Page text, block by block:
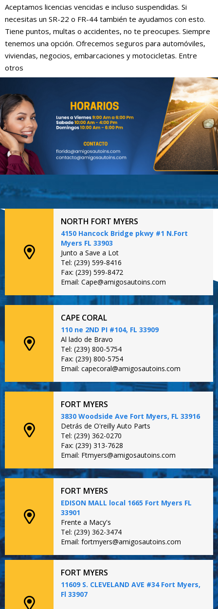
Aceptamos licencias vencidas e incluso suspendidas. Si
necesitas un SR-22 o FR-44 también te ayudamos con esto.
Tiene puntos, multas o accidentes, no te preocupes. Siempre
tenemos una opción. Ofrecemos seguros para automóviles,
viviendas, negocios, embarcaciones y motocicletas. Entre
otros
NORTH FORT MYERS
4150 Hancock Bridge pkwy #1 N.Fort
Myers FL 33903
Junto a Save a Lot
Tel: (239) 599-8416
Fax: (239) 599-8472
Email: Cape@amigosautoins.com
CAPE CORAL
110 ne 2ND PI #104, FL 33909
Al lado de Bravo
Tel: (239) 800-5754
Fax: (239) 800-5754
Email: capecoral@amigosautoins.com
FORT MYERS
3830 Woodside Ave Fort Myers, FL 33916
Detrás de O'reilly Auto Parts
Tel: (239) 362-0270
Fax: (239) 313-7628
Email: Ftmyers@amigosautoins.com
FORT MYERS
EDISON MALL local 1665 Fort Myers FL
33901
Frente a Macy's
Tel: (239) 362-3474
Email: fortmyers@amigosautoins.com
FORT MYERS
11609 S. CLEVELAND AVE #34 Fort Myers,
Fl 33907